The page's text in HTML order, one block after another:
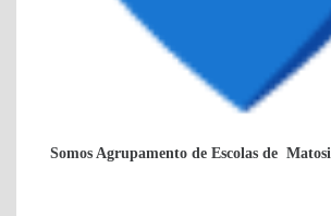
Somos Agrupamento de Escolas de